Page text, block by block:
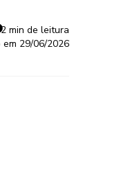
2 min de leitura
29/06/2026